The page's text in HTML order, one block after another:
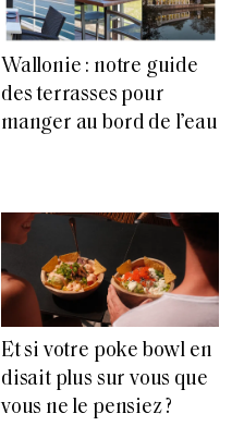
Wallonie : notre guide
des terrasses pour
manger au bord de l’eau
Et si votre poke bowl en
disait plus sur vous que
vous ne le pensiez ?